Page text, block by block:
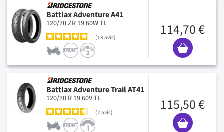
Battlax Adventure A41
120/70 ZR 19 60W TL
13 avis 114,70 €
Battlax Adventure Trail AT41
120/70 R 19 60V TL
2 avis 115,50 €